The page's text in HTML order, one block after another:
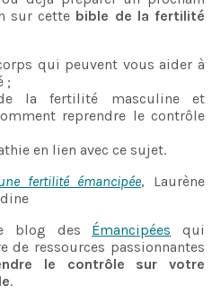
sur cette bible de la fertilité
qui peuvent vous aider à
;
la fertilité masculine et
reprendre le contrôle
en lien avec ce sujet.
fertilité émancipée, Laurène
blog des Émancipées qui
de ressources passionnantes
le contrôle sur votre
.